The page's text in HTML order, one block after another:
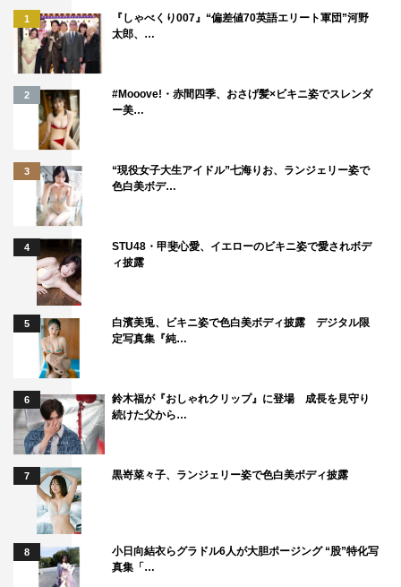
1
『しゃべくり007』“偏差値70英語エリート軍団”河野
太郎、…
2
#Mooove!・赤間四季、おさげ髪×ビキニ姿でスレンダ
ー美…
3
“現役女子大生アイドル”七海りお、ランジェリー姿で
色白美ボデ…
4
STU48・甲斐心愛、イエローのビキニ姿で愛されボデ
ィ披露
5
白濱美兎、ビキニ姿で色白美ボディ披露 デジタル限
定写真集『純…
6
鈴木福が『おしゃれクリップ』に登場 成長を見守り
続けた父から…
7 黒嵜菜々子、ランジェリー姿で色白美ボディ披露
8
小日向結衣らグラドル6人が大胆ポージング “股”特化写
真集「…